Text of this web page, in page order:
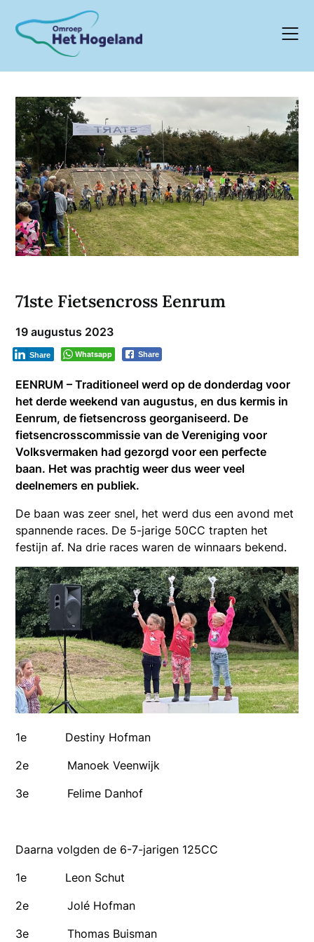
content
71ste Fietsencross Eenrum
19 augustus 2023
Whatsapp Share
Share
EENRUM – Traditioneel werd op de donderdag voor
het derde weekend van augustus, en dus kermis in
Eenrum, de fietsencross georganiseerd. De
fietsencrosscommissie van de Vereniging voor
Volksvermaken had gezorgd voor een perfecte
baan. Het was prachtig weer dus weer veel
deelnemers en publiek.
De baan was zeer snel, het werd dus een avond met
spannende races. De 5-jarige 50CC trapten het
festijn af. Na drie races waren de winnaars bekend.
1e Destiny Hofman
2e Manoek Veenwijk
3e Felime Danhof
Daarna volgden de 6-7-jarigen 125CC
1e Leon Schut
2e Jolé Hofman
3e Thomas Buisman